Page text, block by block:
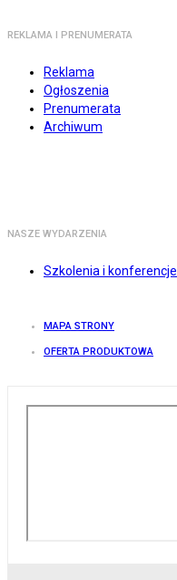
REKLAMA I PRENUMERATA
Reklama
Ogłoszenia
Prenumerata
Archiwum
NASZE WYDARZENIA
Szkolenia i konferencje
MAPA STRONY
OFERTA PRODUKTOWA